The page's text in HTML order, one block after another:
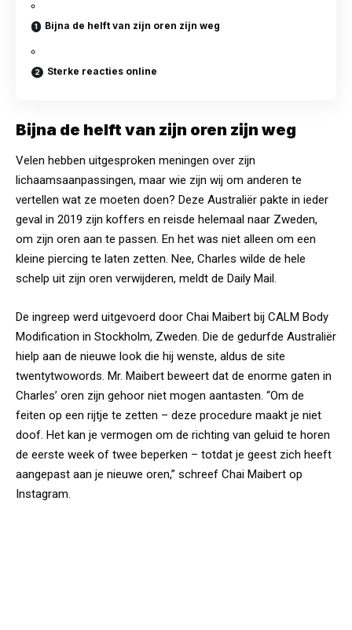
Bijna de helft van zijn oren zijn weg
Sterke reacties online
Bijna de helft van zijn oren zijn weg
Velen hebben uitgesproken meningen over zijn
lichaamsaanpassingen, maar wie zijn wij om anderen te
vertellen wat ze moeten doen? Deze Australiër pakte in ieder
geval in 2019 zijn koffers en reisde helemaal naar Zweden,
om zijn oren aan te passen. En het was niet alleen om een
kleine piercing te laten zetten. Nee, Charles wilde de hele
schelp uit zijn oren verwijderen, meldt de Daily Mail.
De ingreep werd uitgevoerd door Chai Maibert bij CALM Body
Modification in Stockholm, Zweden. Die de gedurfde Australiër
hielp aan de nieuwe look die hij wenste, aldus de site
twentytwowords. Mr. Maibert beweert dat de enorme gaten in
Charles’ oren zijn gehoor niet mogen aantasten. “Om de
feiten op een rijtje te zetten – deze procedure maakt je niet
doof. Het kan je vermogen om de richting van geluid te horen
de eerste week of twee beperken – totdat je geest zich heeft
aangepast aan je nieuwe oren,” schreef Chai Maibert op
Instagram.